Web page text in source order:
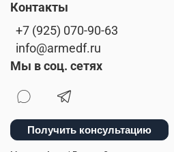
Контакты
+7 (925) 070-90-63
info@armedf.ru
Мы в соц. сетях
Получить консультацию